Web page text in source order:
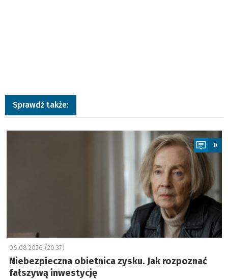
Sprawdź także:
a
0
06.08.2026 (20:37)
Niebezpieczna obietnica zysku. Jak rozpoznać
fałszywą inwestycję